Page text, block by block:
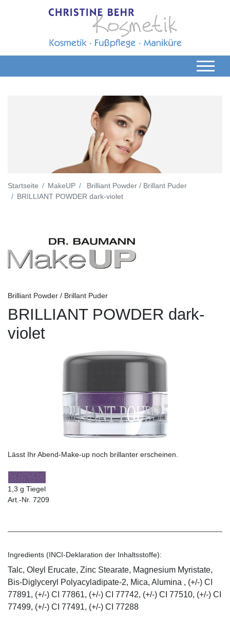
Startseite MakeUP
Brilliant Powder / Brillant Puder
BRILLIANT POWDER dark-violet
Brilliant Powder / Brillant Puder
BRILLIANT POWDER dark-
violet
Lässt Ihr Abend-Make-up noch brillanter erscheinen.
1,3 g Tiegel
Art.-Nr. 7209
Ingredients (INCI-Deklaration der Inhaltsstoffe):
Talc, Oleyl Erucate, Zinc Stearate, Magnesium Myristate,
Bis-Diglyceryl Polyacyladipate-2, Mica, Alumina , (+/-) CI
77891, (+/-) CI 77861, (+/-) CI 77742, (+/-) CI 77510, (+/-) CI
77499, (+/-) CI 77491, (+/-) CI 77288